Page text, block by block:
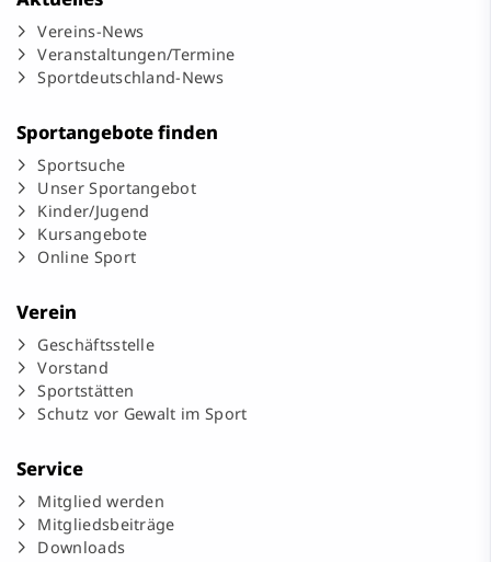
Vereins-News
Veranstaltungen/Termine
Sportdeutschland-News
Sportangebote finden
Sportsuche
Unser Sportangebot
Kinder/Jugend
Kursangebote
Online Sport
Verein
Geschäftsstelle
Vorstand
Sportstätten
Schutz vor Gewalt im Sport
Service
Mitglied werden
Mitgliedsbeiträge
Downloads